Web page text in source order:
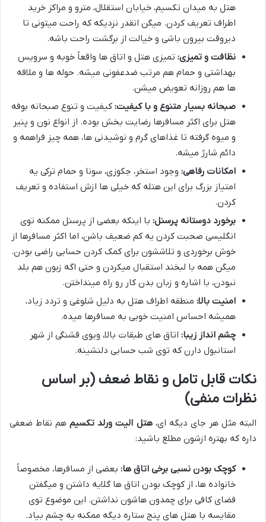
هتل به میدان تکسیم، خیابان استقلال، مترو و مراکز خرید
اطراف تعریف کردن. میگن انقدر نزدیکه که راحت میتونی تا
دیروقت بیرون باشی و خیالت از برگشت راحت باشه.
نظافت و تمیزی: تمیزی هتل و اتاق ها واقعاً خوبه و سرویس
بهداشتی و حمام هم مرتب ضدعفونی میشه. حوله ها و ملافه
ها هم روزانه تعویض میشن.
صبحانه بسیار متنوع و با کیفیت: کیفیت و تنوع صبحانه بوفه
هتل برای اکثر مسافرها رضایت بخش بوده. از انواع نون و پنیر
و میوه گرفته تا غذاهای گرم و نوشیدنی ها، همه چیز فراهمه و
دائم شارژ میشه.
امکانات رفاهی: وجود استخر، جکوزی، سونا و حمام ترکی یه
امتیاز بزرگ برای این هتله که خیلی ها ازش استفاده و تعریف
کردن.
برخورد دوستانه پرسنل: با اینکه بعضی از پرسنل ممکنه توی
انگلیسی صحبت کردن یه کم ضعیف باشن، اما اکثر مسافرها از
خوش برخوردی و تلاششون برای کمک کردن حسابی راضی بودن.
میگن همه با لبخند استقبال میکردن و حتی اگه زبون هم بلد
نبودن، با اشاره و زبان بدن کار رو راه مینداختن.
امنیت بالا: منطقه اطراف هتل به دلیل شلوغی و تردد زیاد،
همیشه احساس امنیت خوبی به مسافرها میده.
چشم انداز زیبا: اتاق های طبقات بالا، ویوی قشنگی از شهر
استانبول دارن که توی شب حسابی دلنشینه.
نکات قابل تامل و نقاط ضعف (بر اساس
نظرات منفی)
البته مثل هر جای دیگه ای،هتل الیت ورلد تکسیمهم نقاط ضعفی
داره که بهتره ازشون مطلع باشید:
کوچک بودن نسبی برخی اتاق ها: بعضی از مسافرها، مخصوصاً
خانواده ها، از کوچک بودن اتاق ها گلایه داشتن و میگفتن
فضای کافی برای چمدون هاشون نداشتن. این موضوع توی
مقایسه با هتل های پنج ستاره دیگه ممکنه به چشم بیاد.